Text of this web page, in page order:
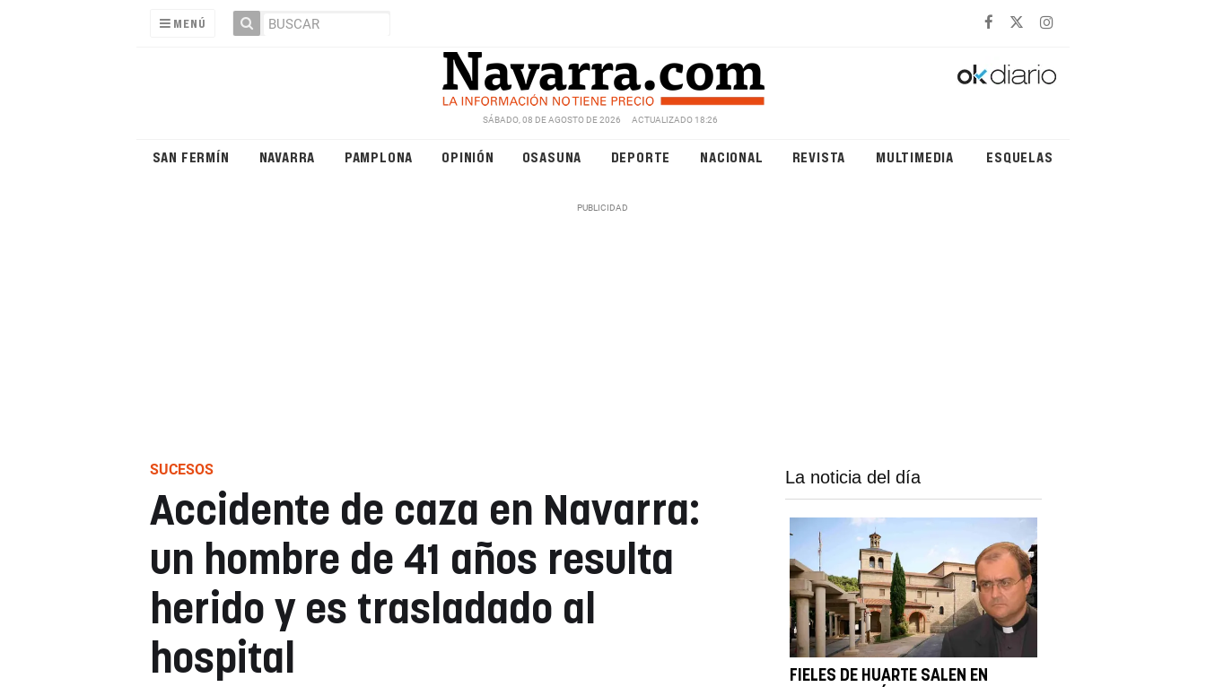
MENÚ
SÁBADO, 08 DE AGOSTO DE 2026 ACTUALIZADO 18:26
SAN FERMÍN NAVARRA PAMPLONA OPINIÓN OSASUNA DEPORTE NACIONAL REVISTA MULTIMEDIA ESQUELAS
SUCESOS
Accidente de caza en Navarra:
un hombre de 41 años resulta
herido y es trasladado al
hospital
La noticia del día
FIELES DE HUARTE SALEN EN